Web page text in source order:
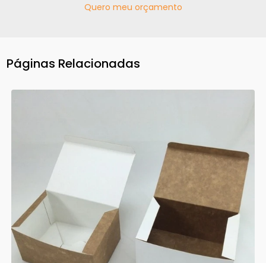
Quero meu orçamento
Páginas Relacionadas